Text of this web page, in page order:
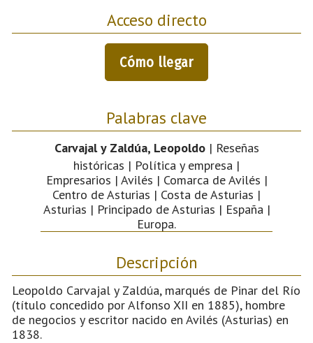
Acceso directo
Cómo llegar
Palabras clave
Carvajal y Zaldúa, Leopoldo| Reseñas
históricas | Política y empresa |
Empresarios | Avilés | Comarca de Avilés |
Centro de Asturias | Costa de Asturias |
Asturias | Principado de Asturias | España |
Europa.
Descripción
Leopoldo Carvajal y Zaldúa, marqués de Pinar del Río
(título concedido por Alfonso XII en 1885), hombre
de negocios y escritor nacido en Avilés (Asturias) en
1838.